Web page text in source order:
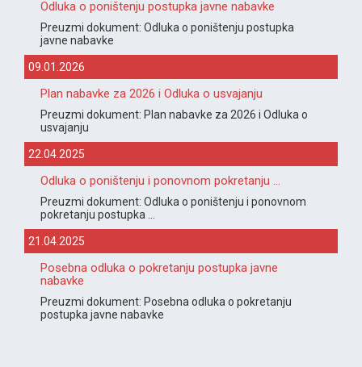
Odluka o poništenju postupka javne nabavke
Preuzmi dokument: Odluka o poništenju postupka
javne nabavke
09.01.2026
Plan nabavke za 2026 i Odluka o usvajanju
Preuzmi dokument: Plan nabavke za 2026 i Odluka o
usvajanju
22.04.2025
Odluka o poništenju i ponovnom pokretanju ...
Preuzmi dokument: Odluka o poništenju i ponovnom
pokretanju postupka ...
21.04.2025
Posebna odluka o pokretanju postupka javne
nabavke
Preuzmi dokument: Posebna odluka o pokretanju
postupka javne nabavke